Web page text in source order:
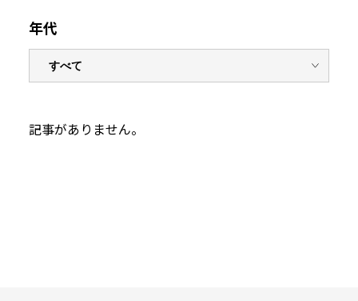
年代
記事がありません。